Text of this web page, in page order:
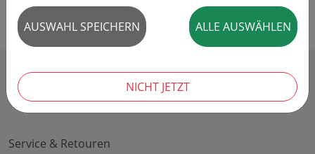
HILFE & INFO
Service & Retouren
AUSWAHL SPEICHERN ALLE AUSWÄHLEN
NICHT JETZT